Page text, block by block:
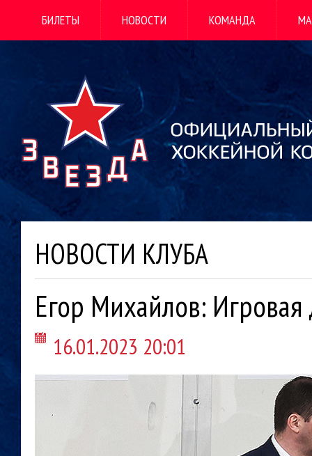
БИЛЕТЫ НОВОСТИ КОМАНДА
НОВОСТИ КЛУБА
Егор Михайлов:
16.01.2023 20:01